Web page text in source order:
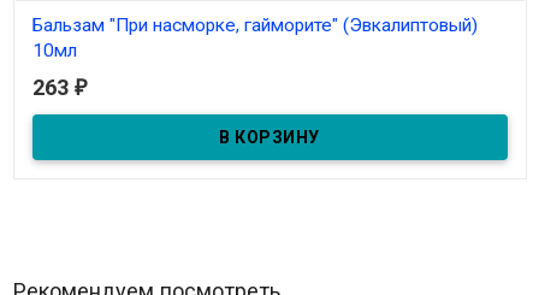
Бальзам "При насморке, гайморите" (Эвкалиптовый)
10мл
В наличии
Бальзам-спрей "При насморке, гайморите" 10мл
263 ₽